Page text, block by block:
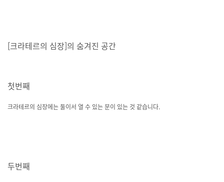
[크라테르의 심장]의 숨겨진 공간
첫번째
크라테르의 심장에는 둘이서 열 수 있는 문이 있는 것 같습니다.
두번째